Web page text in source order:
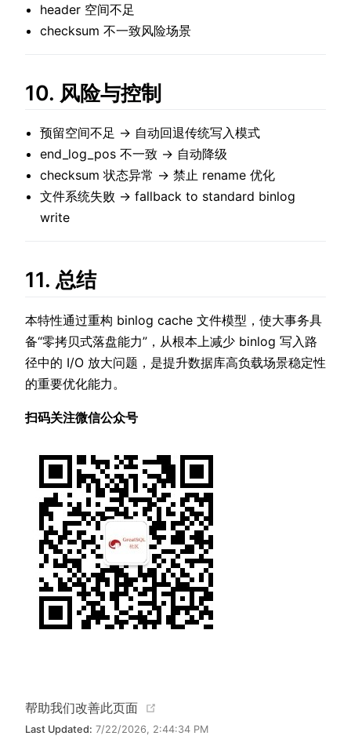
header 空间不足
checksum 不一致风险场景
10. 风险与控制
预留空间不足 → 自动回退传统写入模式
end_log_pos 不一致 → 自动降级
checksum 状态异常 → 禁止 rename 优化
文件系统失败 → fallback to standard binlog
write
11. 总结
本特性通过重构 binlog cache 文件模型，使大事务具
备“零拷贝式落盘能力”，从根本上减少 binlog 写入路
径中的 I/O 放大问题，是提升数据库高负载场景稳定性
的重要优化能力。
扫码关注微信公众号
帮助我们改善此页面
Last Updated: 7/22/2026, 2:44:34 PM